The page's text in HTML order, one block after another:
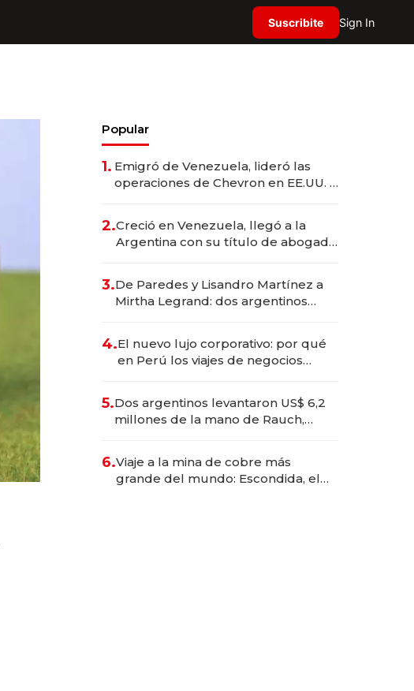
Suscribite Sign In
Popular
1. Emigró de Venezuela, lideró las
operaciones de Chevron en EE.UU. y
2.Creció en Venezuela, llegó a la
Argentina con su título de abogado
marcas "fast premium"
3.De Paredes y Lisandro Martínez a
Mirtha Legrand: dos argentinos
4.El nuevo lujo corporativo: por qué
en Perú los viajes de negocios
transformadoras
5.Dos argentinos levantaron US$ 6,2
millones de la mano de Rauch,
6.Viaje a la mina de cobre más
grande del mundo: Escondida, el